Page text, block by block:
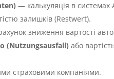
— калькуляція в системах
залишків (Restwert).
зниження вартості
(Nutzungsausfall) або
страховими компаніями.